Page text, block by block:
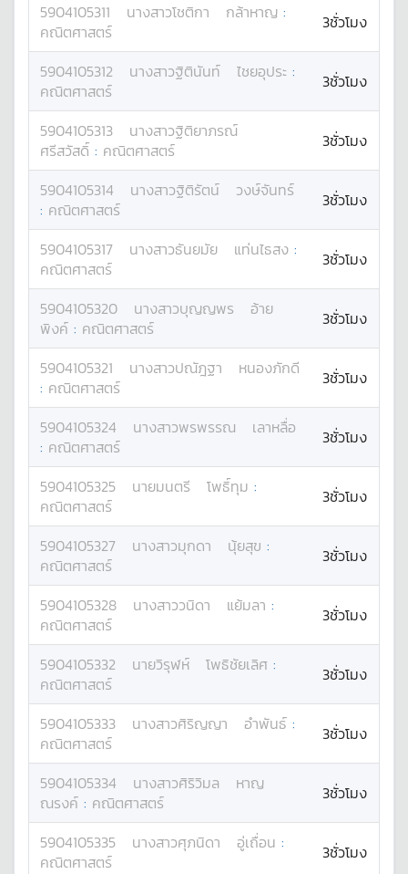
5904105311 นางสาวโชติกา กล้าหาญ :
คณิตศาสตร์
3ชั่วโมง
5904105312 นางสาวฐิตินันท์ ไชยอุประ :
คณิตศาสตร์
3ชั่วโมง
5904105313 นางสาวฐิติยาภรณ์
ศรีสวัสดิ์ : คณิตศาสตร์ 3ชั่วโมง
5904105314 นางสาวฐิติรัตน์
วงษ์จันทร์
: คณิตศาสตร์ 3ชั่วโมง
5904105317 นางสาวธันยมัย แท่นไธสง :
คณิตศาสตร์
3ชั่วโมง
5904105320 นางสาวบุญญพร
อ้าย
พิงค์ : คณิตศาสตร์ 3ชั่วโมง
5904105321 นางสาวปณัฎฐา
หนองภักดี
: คณิตศาสตร์ 3ชั่วโมง
5904105324 นางสาวพรพรรณ
เลาหลื่อ
: คณิตศาสตร์ 3ชั่วโมง
5904105325 นายมนตรี โพธิ์ทุม :
คณิตศาสตร์
3ชั่วโมง
5904105327 นางสาวมุกดา นุ้ยสุข :
คณิตศาสตร์
3ชั่วโมง
5904105328 นางสาววนิดา แย้มลา :
คณิตศาสตร์
3ชั่วโมง
5904105332 นายวิรุฬห์ โพธิชัยเลิศ :
คณิตศาสตร์
3ชั่วโมง
5904105333 นางสาวศิริญญา อำพันธ์ :
คณิตศาสตร์
3ชั่วโมง
5904105334 นางสาวศิริวิมล
หาญ
ณรงค์ : คณิตศาสตร์ 3ชั่วโมง
5904105335 นางสาวศุภนิดา อู่เถื่อน :
คณิตศาสตร์
3ชั่วโมง